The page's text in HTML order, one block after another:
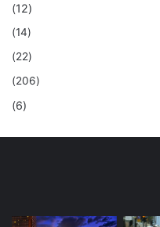
(12)
(14)
(22)
(206)
(6)